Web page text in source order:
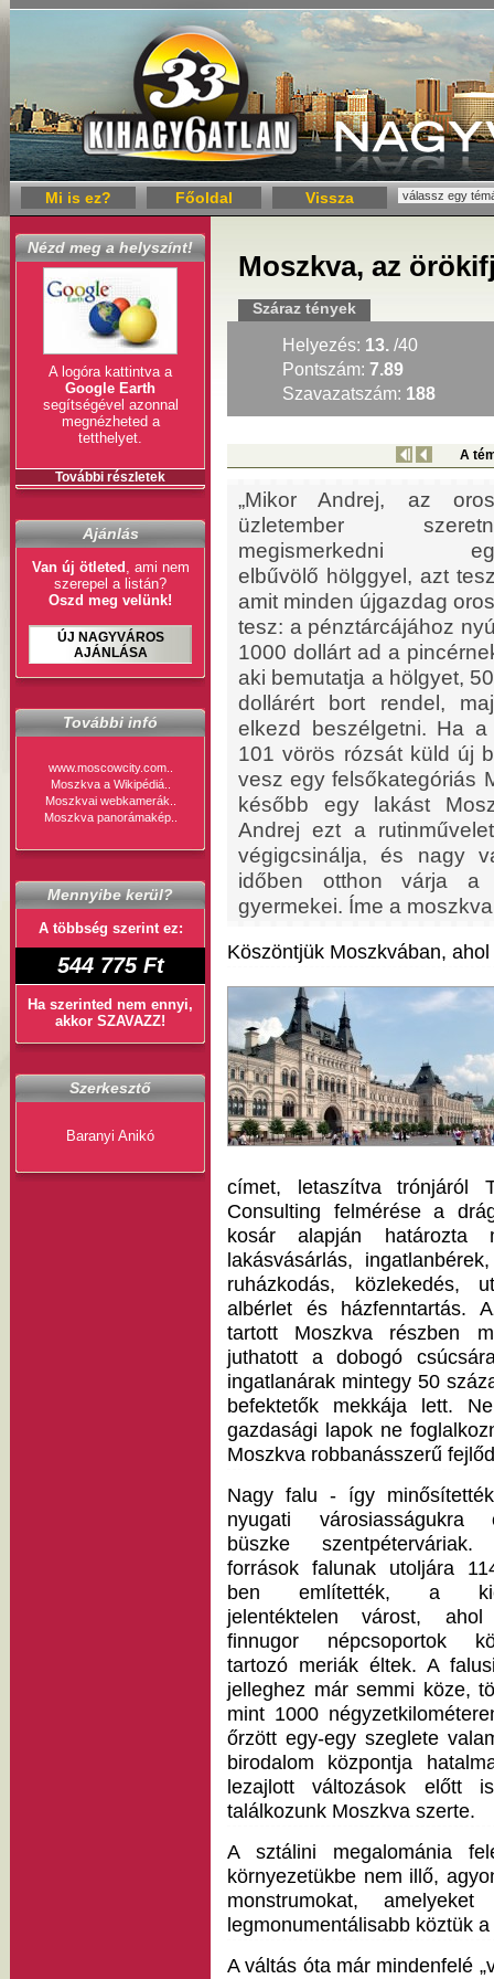
Mi is ez? Főoldal Vissza
Moszkva, az
Száraz tények
Helyezés: 13. /40
Pontszám: 7.89
Szavazatszám: 188
A
„Mikor Andrej, az
üzletember
megismerkedni
elbűvölő hölggyel, azt
amit minden újgazdag
tesz: a pénztárcájához
1000 dollárt ad a
aki bemutatja a hölgyet,
dollárért bort rendel,
elkezd beszélgetni. Ha
101 vörös rózsát küld új
vesz egy felsőkategóriás
később egy lakást
Andrej ezt a
végigcsinálja, és nagy
időben otthon várja a
gyermekei. Íme a
Köszöntjük Moszkvában,
címet, letaszítva trónjáról
Consulting felmérése a
kosár alapján
lakásvásárlás,
ruházkodás, közlekedés,
albérlet és házfenntartás.
tartott Moszkva részben
juthatott a dobogó
ingatlanárak mintegy 50
befektetők mekkája lett.
gazdasági lapok ne
Moszkva robbanásszerű
Nagy falu - így
nyugati városiasságukra
büszke
források falunak utoljára
ben említették, a
jelentéktelen várost,
finnugor népcsoportok
tartozó meriák éltek. A
jelleghez már semmi köze,
mint 1000
őrzött egy-egy szeglete
birodalom központja
lezajlott változások előtt
találkozunk Moszkva szerte.
A sztálini megalománia
környezetükbe nem illő,
monstrumokat,
legmonumentálisabb köztük
A váltás óta már mindenfelé
Nézd meg a helyszínt!
A logóra kattintva a
Google Earth
segítségével azonnal
megnézheted a
tetthelyet.
További részletek
Ajánlás
Van új ötleted , ami nem
szerepel a listán?
Oszd meg velünk!
ÚJ NAGYVÁROS
AJÁNLÁSA
További infó
www.moscowcity.com..
Moszkva a Wikipédiá..
Moszkvai webkamerák..
Moszkva panorámakép..
Mennyibe kerül?
A többség szerint ez:
544 775 Ft
Ha szerinted nem ennyi,
akkor SZAVAZZ!
Szerkesztő
Baranyi Anikó